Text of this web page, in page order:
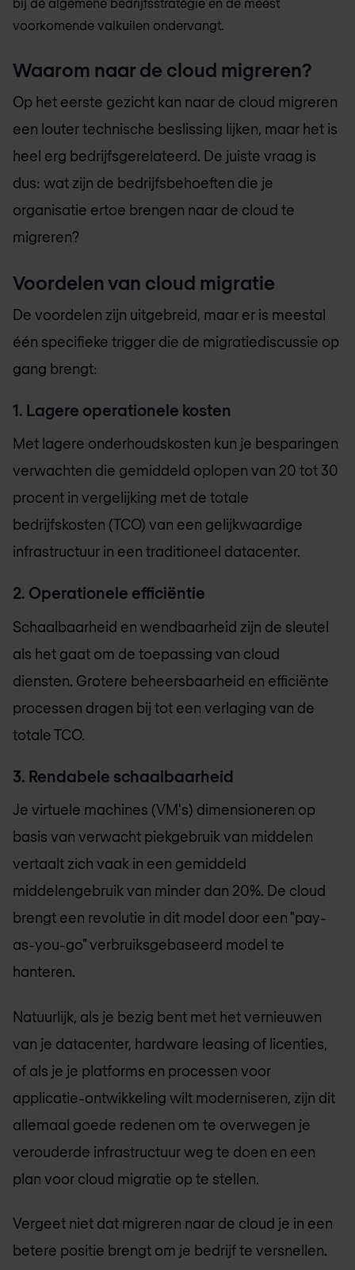
voorkomende valkuilen ondervangt.
Waarom naar de cloud migreren?
Op het eerste gezicht kan naar de cloud migreren
een louter technische beslissing lijken, maar het is
heel erg bedrijfsgerelateerd. De juiste vraag is
dus: wat zijn de bedrijfsbehoeften die je
organisatie ertoe brengen naar de cloud te
migreren?
Voordelen van cloud migratie
De voordelen zijn uitgebreid, maar er is meestal
één specifieke trigger die de migratiediscussie op
gang brengt:
1. Lagere operationele kosten
Met lagere onderhoudskosten kun je besparingen
verwachten die gemiddeld oplopen van 20 tot 30
procent in vergelijking met de totale
bedrijfskosten (TCO) van een gelijkwaardige
infrastructuur in een traditioneel datacenter.
2. Operationele efficiëntie
Schaalbaarheid en wendbaarheid zijn de sleutel
als het gaat om de toepassing van cloud
diensten. Grotere beheersbaarheid en efficiënte
processen dragen bij tot een verlaging van de
totale TCO.
3. Rendabele schaalbaarheid
Je virtuele machines (VM's) dimensioneren op
basis van verwacht piekgebruik van middelen
vertaalt zich vaak in een gemiddeld
middelengebruik van minder dan 20%. De cloud
brengt een revolutie in dit model door een "pay-
as-you-go" verbruiksgebaseerd model te
hanteren.
Natuurlijk, als je bezig bent met het vernieuwen
van je datacenter, hardware leasing of licenties,
of als je je platforms en processen voor
applicatie-ontwikkeling wilt moderniseren, zijn dit
allemaal goede redenen om te overwegen je
verouderde infrastructuur weg te doen en een
plan voor cloud migratie op te stellen.
Vergeet niet dat migreren naar de cloud je in een
betere positie brengt om je bedrijf te versnellen.